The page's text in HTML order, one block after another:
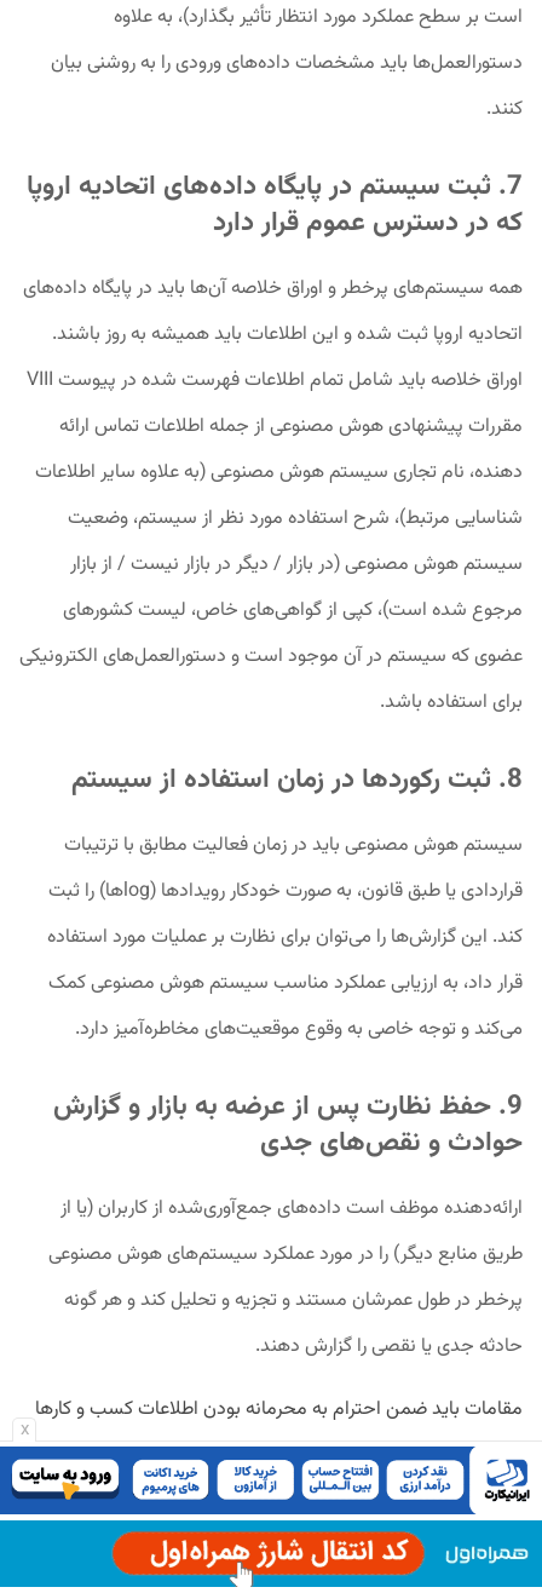
x
است بر سطح عملکرد مورد انتظار تأثیر بگذارد)، به علاوه
دستورالعمل‌ها باید مشخصات داده‌های ورودی را به روشنی بیان
کنند.
7. ثبت سیستم در پایگاه داده‌های اتحادیه اروپا
که در دسترس عموم قرار دارد
همه سیستم‌های پرخطر و اوراق خلاصه آن‌ها باید در پایگاه داده‌های
اتحادیه اروپا ثبت شده و این اطلاعات باید همیشه به روز باشند.
اوراق خلاصه باید شامل تمام اطلاعات فهرست شده در پیوست VIII
مقررات پیشنهادی هوش مصنوعی از جمله اطلاعات تماس ارائه
دهنده، نام تجاری سیستم هوش مصنوعی (به علاوه سایر اطلاعات
شناسایی مرتبط)، شرح استفاده مورد نظر از سیستم، وضعیت
سیستم هوش مصنوعی (در بازار / دیگر در بازار نیست / از بازار
مرجوع شده است)، کپی از گواهی‌های خاص، لیست کشورهای
عضوی که سیستم در آن موجود است و دستورالعمل‌های الکترونیکی
برای استفاده باشد.
8. ثبت رکوردها در زمان استفاده از سیستم
سیستم هوش مصنوعی باید در زمان فعالیت مطابق با ترتیبات
قراردادی یا طبق قانون، به صورت خودکار رویدادها (logها) را ثبت
کند. این گزارش‌ها را می‌توان برای نظارت بر عملیات مورد استفاده
قرار داد، به ارزیابی عملکرد مناسب سیستم هوش مصنوعی کمک
می‌کند و توجه خاصی به وقوع موقعیت‌های مخاطره‌آمیز دارد.
9. حفظ نظارت پس از عرضه به بازار و گزارش
حوادث و نقص‌های جدی
ارائه‌دهنده موظف است داده‌های جمع‌آوری‌شده از کاربران (یا از
طریق منابع دیگر) را در مورد عملکرد سیستم‌های هوش مصنوعی
پرخطر در طول عمرشان مستند و تجزیه و تحلیل کند و هر گونه
حادثه جدی یا نقصی را گزارش دهند.
مقامات باید ضمن احترام به محرمانه بودن اطلاعات کسب و کارها
به مجموعه داده‌های آموزش، اعتبارسنجی و آزمایش و در صورت لزوم
به کد منبع (سورس کد) دسترسی کامل داشته باشند. از آنجایی که
مقامات مورد بحث قدرت زیادی برای تعیین سیستم‌های هوش